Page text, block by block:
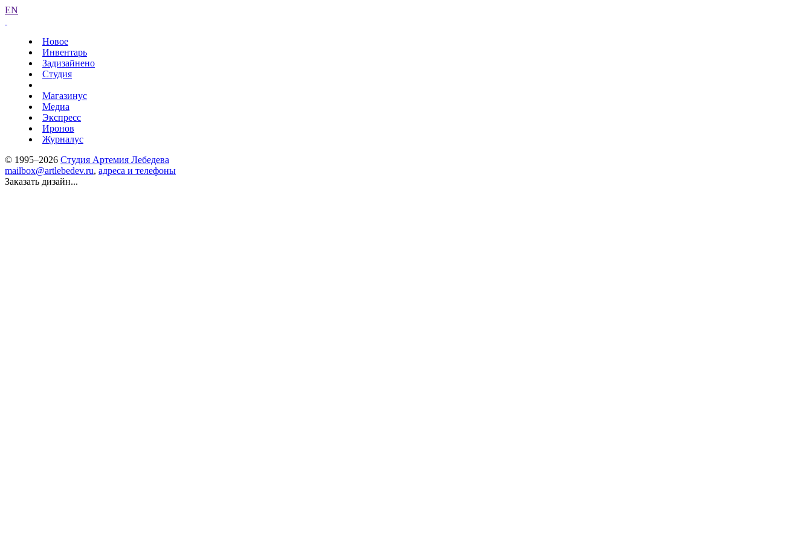
EN
Новое
Инвентарь
Задизайнено
Студия
Магазинус
Медиа
Экспресс
Иронов
Журналус
© 1995–2026 Студия Артемия Лебедева
mailbox@artlebedev.ru, адреса и телефоны
Заказать дизайн...